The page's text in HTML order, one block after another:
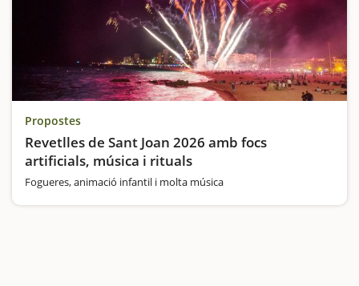
Propostes
Revetlles de Sant Joan 2026 amb focs
artificials, música i rituals
Fogueres, animació infantil i molta música